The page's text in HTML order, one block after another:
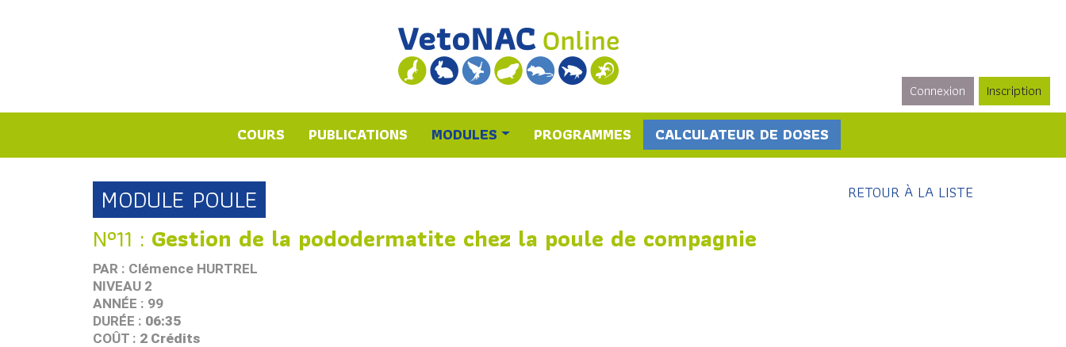
COURS PUBLICATIONS MODULES PROGRAMMES CALCULATEUR DE DOSES
Connexion Inscription
RETOUR À LA LISTE
MODULE POULE
N°11 : Gestion de la pododermatite chez la poule de compagnie
PAR : Clémence HURTREL
NIVEAU 2
ANNÉE : 99
DURÉE : 06:35
COÛT : 2 Crédits